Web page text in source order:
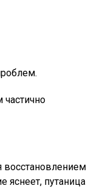
частично
восстановлением
яснеет, путаница